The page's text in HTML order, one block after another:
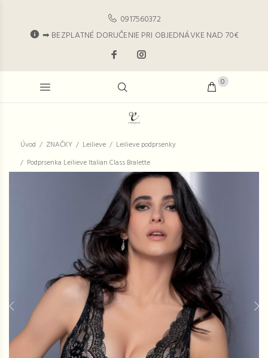
0917560372
➡ BEZPLATNÉ DORUČENIE PRI OBJEDNÁVKE NAD 70€
0
Úvod ZNAČKY Leilieve
Leilieve podprsenky
Podprsenka Leilieve Italian Class Bralette